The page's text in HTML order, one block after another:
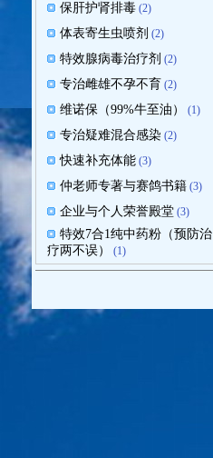
保肝护肾排毒 (2)
体表寄生虫喷剂 (2)
特效腺病毒治疗剂 (2)
专治雌雄不孕不育 (2)
维诺保（99%牛至油） (1)
专治疑难混合感染 (2)
快速补充体能 (3)
仲老师专著与赛鸽书籍 (3)
企业与个人荣誉殿堂 (3)
特效7合1纯中药粉（预防治
疗两不误）
(1)